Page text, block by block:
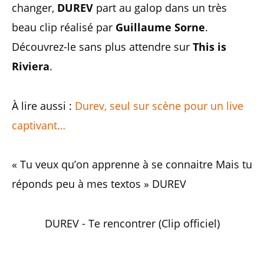
changer, DUREV part au galop dans un très
beau clip réalisé par Guillaume Sorne.
Découvrez-le sans plus attendre sur This is
Riviera.
À lire aussi : Durev, seul sur scène pour un live
captivant…
« Tu veux qu’on apprenne à se connaitre Mais tu
réponds peu à mes textos » DUREV
DUREV - Te rencontrer (Clip officiel)